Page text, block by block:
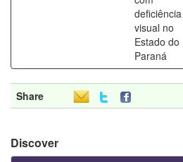
deficiência
visual no
Estado do
Paraná
Share
Discover